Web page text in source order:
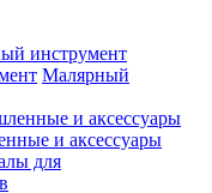
инструмент
Малярный
и аксессуары